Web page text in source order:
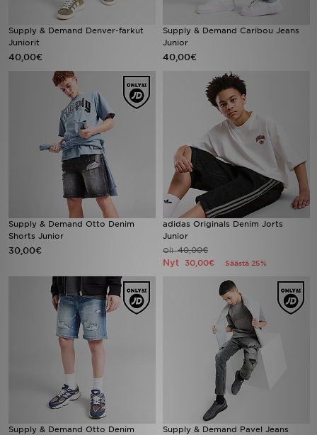
Supply & Demand Denver-farkut
Juniorit
40,00€
Supply & Demand Caribou Jeans
Junior
40,00€
Supply & Demand Otto Denim
Shorts Junior
30,00€
adidas Originals Denim Jorts
Junior
Oli40,00€
Nyt 30,00€ Säästä 25%
Supply & Demand Otto Denim
Supply & Demand Pavel Jeans
Inspiroidu
Jalkapallo
Lataa JD-sovellus
Minun JD
Minun viestini
Asiakaspalvelu ja tietoa